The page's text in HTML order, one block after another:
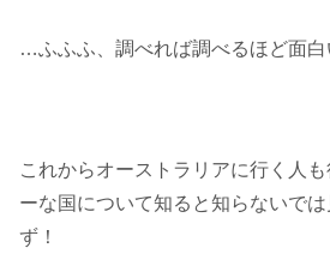
…ふふふ、調べれば調べるほど面白
これからオーストラリアに行く人
ーな国について知ると知らないで
ず！